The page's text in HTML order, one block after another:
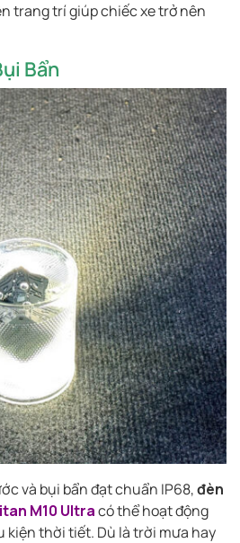
trang trí giúp chiếc xe trở nên
Bẩn
và bụi bẩn đạt chuẩn IP68,đèn
M10 Ultracó thể hoạt động
kiện thời tiết. Dù là trời mưa hay